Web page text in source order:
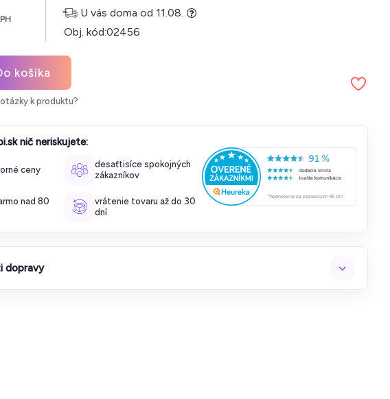
U vás doma od 11.08.
Obj. kód:02456
košíka
k produktu?
nič neriskujete:
ceny
desaťtisíce spokojných
zákazníkov
nad 80
vrátenie tovaru až do 30
dní
dopravy